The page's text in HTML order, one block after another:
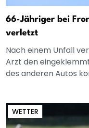
66-Jähriger bei
verletzt
Nach einem Unfall
Arzt den
des anderen Autos
WETTER